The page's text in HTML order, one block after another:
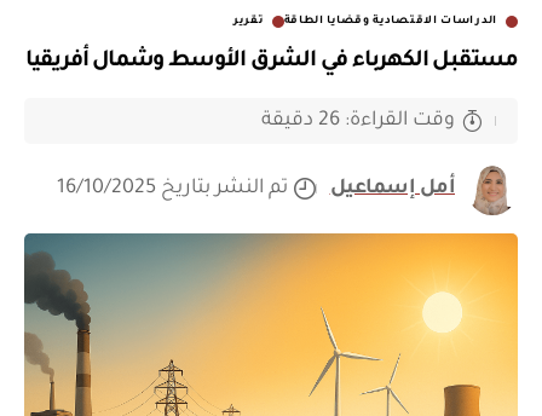
الدراسات الاقتصادية وقضايا الطاقة تقرير
مستقبل الكهرباء في الشرق الأوسط وشمال أفريقيا
أمل إسماعيل تم النشر بتاريخ 16/10/2025
وقت القراءة: 26 دقيقة